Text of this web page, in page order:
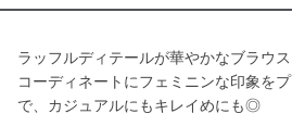
ラッフルディテールが華やかなブラウ
コーディネートにフェミニンな印象を
で、カジュアルにもキレイめにも◎